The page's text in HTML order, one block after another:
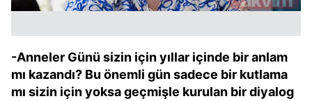
-Anneler Günü sizin için yıllar içinde bir anlam
mı kazandı? Bu önemli gün sadece bir kutlama
mı sizin için yoksa geçmişle kurulan bir diyalog